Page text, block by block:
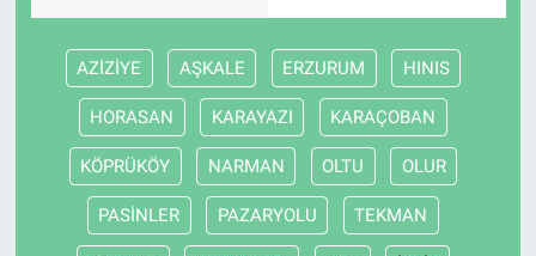
AZİZİYE AŞKALE ERZURUM HINIS
HORASAN KARAYAZI KARAÇOBAN
KÖPRÜKÖY NARMAN OLTU OLUR
PASİNLER PAZARYOLU TEKMAN